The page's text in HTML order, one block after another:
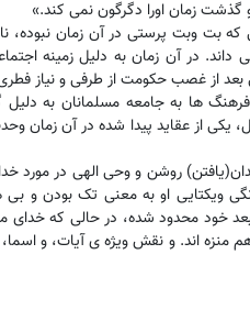
و گذشت زمان اورا دگرگون نمی کند.»
بت وبت پرستی در آن زمان
داند. در آن زمان به دلیل زمینه
از غصب حکومت از طرفی و نیاز
فرهنگ ها به جامعه مسلمانان به
یکی از عقاید پیدا شده در آن زمان
روشن و وحی الهی در مورد
ویکتایی او به معنی تک بودن و
خود محدود شده، در حالی که خدای
هم منزه اند. و نقش ویژه ی آیات، و